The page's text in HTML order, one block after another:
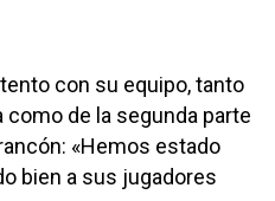
con su equipo, tanto
como de la segunda parte
«Hemos estado
bien a sus jugadores